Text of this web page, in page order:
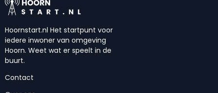
Hoornstart.nl Het startpunt voor
iedere inwoner van omgeving
Hoorn. Weet wat er speelt in de
buurt.
Contact